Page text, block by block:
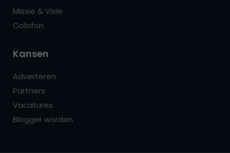
Missie & Visie
Colofon
Kansen
Adverteren
Partners
Vacatures
Blogger worden